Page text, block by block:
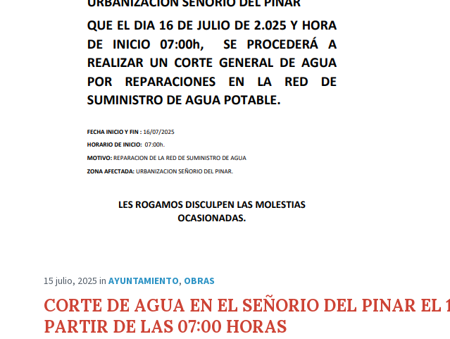
15 julio, 2025 in AYUNTAMIENTO, OBRAS
CORTE DE AGUA EN EL SEÑORIO DEL PINAR EL
PARTIR DE LAS 07:00 HORAS